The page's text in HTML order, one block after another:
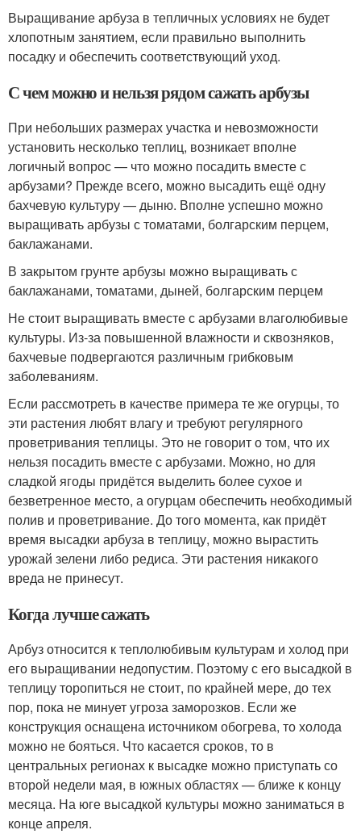
Выращивание арбуза в тепличных условиях не будет
хлопотным занятием, если правильно выполнить
посадку и обеспечить соответствующий уход.
С чем можно и нельзя рядом сажать арбузы
При небольших размерах участка и невозможности
установить несколько теплиц, возникает вполне
логичный вопрос — что можно посадить вместе с
арбузами? Прежде всего, можно высадить ещё одну
бахчевую культуру — дыню. Вполне успешно можно
выращивать арбузы с томатами, болгарским перцем,
баклажанами.
В закрытом грунте арбузы можно выращивать с
баклажанами, томатами, дыней, болгарским перцем
Не стоит выращивать вместе с арбузами влаголюбивые
культуры. Из-за повышенной влажности и сквозняков,
бахчевые подвергаются различным грибковым
заболеваниям.
Если рассмотреть в качестве примера те же огурцы, то
эти растения любят влагу и требуют регулярного
проветривания теплицы. Это не говорит о том, что их
нельзя посадить вместе с арбузами. Можно, но для
сладкой ягоды придётся выделить более сухое и
безветренное место, а огурцам обеспечить необходимый
полив и проветривание. До того момента, как придёт
время высадки арбуза в теплицу, можно вырастить
урожай зелени либо редиса. Эти растения никакого
вреда не принесут.
Когда лучше сажать
Арбуз относится к теплолюбивым культурам и холод при
его выращивании недопустим. Поэтому с его высадкой в
теплицу торопиться не стоит, по крайней мере, до тех
пор, пока не минует угроза заморозков. Если же
конструкция оснащена источником обогрева, то холода
можно не бояться. Что касается сроков, то в
центральных регионах к высадке можно приступать со
второй недели мая, в южных областях — ближе к концу
месяца. На юге высадкой культуры можно заниматься в
конце апреля.